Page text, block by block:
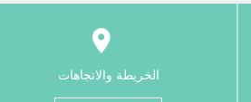
الخريطة والاتجاهات